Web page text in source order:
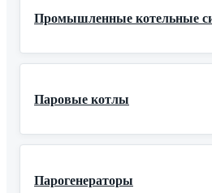
Промышленные котельные
Паровые котлы
Парогенераторы